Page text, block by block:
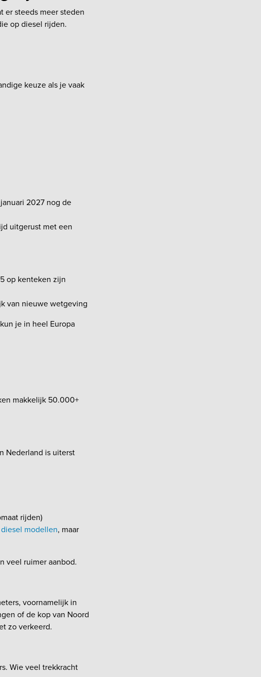
er steeds meer steden
op diesel rijden.
keuze als je vaak
2027 nog de
uitgerust met een
op kenteken zijn
van nieuwe wetgeving
je in heel Europa
makkelijk 50.000+
Nederland is uiterst
rijden)
modellen, maar
veel ruimer aanbod.
voornamelijk in
of de kop van Noord
zo verkeerd.
Wie veel trekkracht